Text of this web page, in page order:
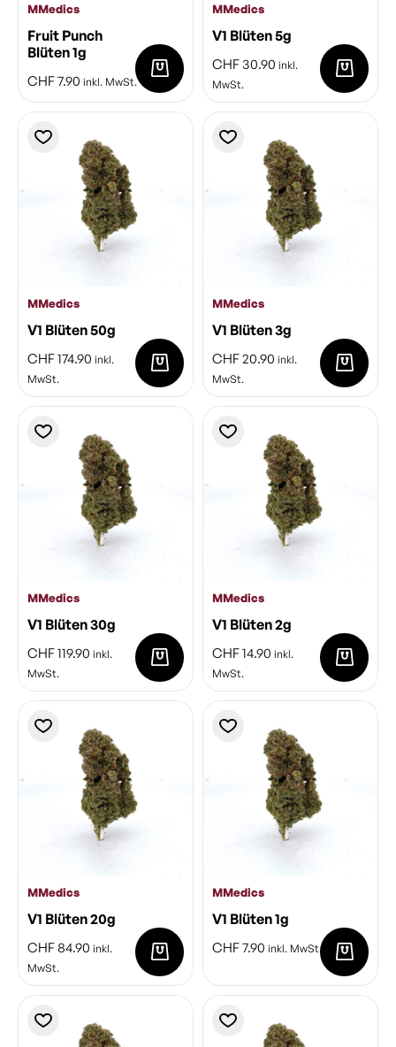
MMedics
Fruit Punch
Blüten 1g
CHF7.90 inkl. MwSt.
MMedics
V1 Blüten 5g
CHF 30.90 inkl.
MwSt.
MMedics
V1 Blüten 50g
CHF174.90 inkl.
MwSt.
MMedics
V1 Blüten 3g
CHF20.90 inkl.
MwSt.
MMedics
V1 Blüten 30g
CHF119.90 inkl.
MwSt.
MMedics
V1 Blüten 2g
CHF14.90 inkl.
MwSt.
MMedics
V1 Blüten 20g
CHF 84.90 inkl.
MwSt.
MMedics
V1 Blüten 1g
CHF7.90 inkl. MwSt.